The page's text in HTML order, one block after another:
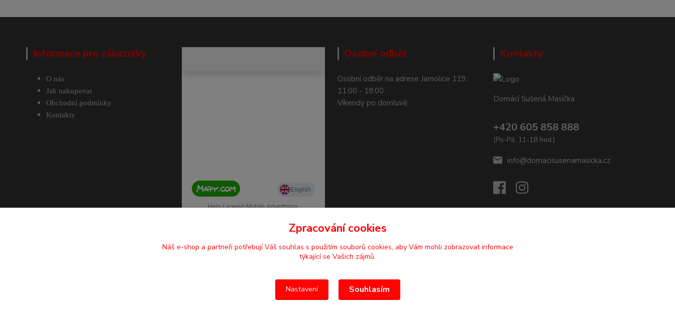
Informace pro zákazníky
O nás
Jak nakupovat
Obchodní podmínky
Kontakty
Osobní odběr
Osobní odběr na adrese Jamolice 119.
11:00 - 18:00.
Víkendy po domluvě.
Kontakty
Domácí Sušená Masíčka
+420 605 858 888
(Po-Pá, 11-18 hod.)
info@domacisusenamasicka.cz
Zpracování cookies
Náš e-shop a partneři potřebují Váš souhlas s použitím souborů cookies, aby Vám mohli zobrazovat informace
týkající se Vašich zájmů.
Nastavení Souhlasím